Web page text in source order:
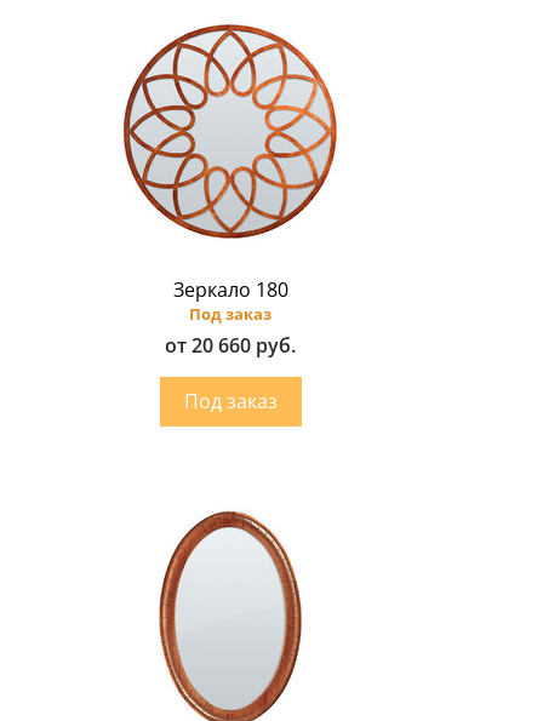
Зеркало 180
Под заказ
от 20 660 руб.